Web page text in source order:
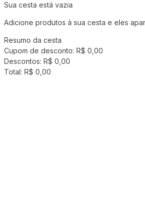
Sua cesta está vazia
Adicione produtos à sua cesta e eles
Resumo da cesta
Cupom de desconto: R$ 0,00
Descontos: R$ 0,00
Total: R$ 0,00